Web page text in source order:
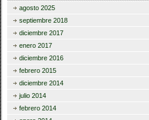
agosto 2025
septiembre 2018
diciembre 2017
enero 2017
diciembre 2016
febrero 2015
diciembre 2014
julio 2014
febrero 2014